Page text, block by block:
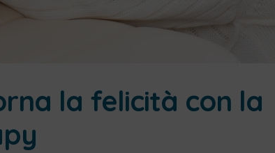
la felicità con la